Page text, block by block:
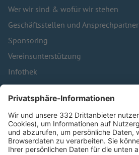
Wer wir sind & wofür wir stehen
Geschäftsstellen und Ansprechpartner
Sponsoring
Vereinsunterstützung
Infothek
Kontakt
HÄUFIG BESUCHTE SEITEN
Pässe und Vereinswechsel
Trainerausbildung